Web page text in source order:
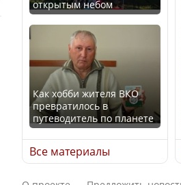
Қазақстан Орталық Азия
елдері арасында әл-ауқат
индексінде көш бастады
Казахстан возглавил
рейтинг благополучия
среди стран Центральной
Азии
открытым небом
Как хобби жителя ВКО
превратилось в
путеводитель по планете
Все материалы